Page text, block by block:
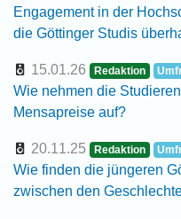
Engagement in der
die Göttinger Studis
15.01.26 Redaktion
Wie nehmen die
Mensapreise auf?
20.11.25 Redaktion
Wie finden die jüngeren
zwischen den